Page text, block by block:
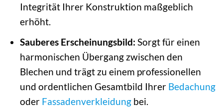
Integrität Ihrer Konstruktion maßgeblich
erhöht.
Sauberes Erscheinungsbild: Sorgt für einen
harmonischen Übergang zwischen den
Blechen und trägt zu einem professionellen
und ordentlichen Gesamtbild Ihrer Bedachung
oder Fassadenverkleidungbei.